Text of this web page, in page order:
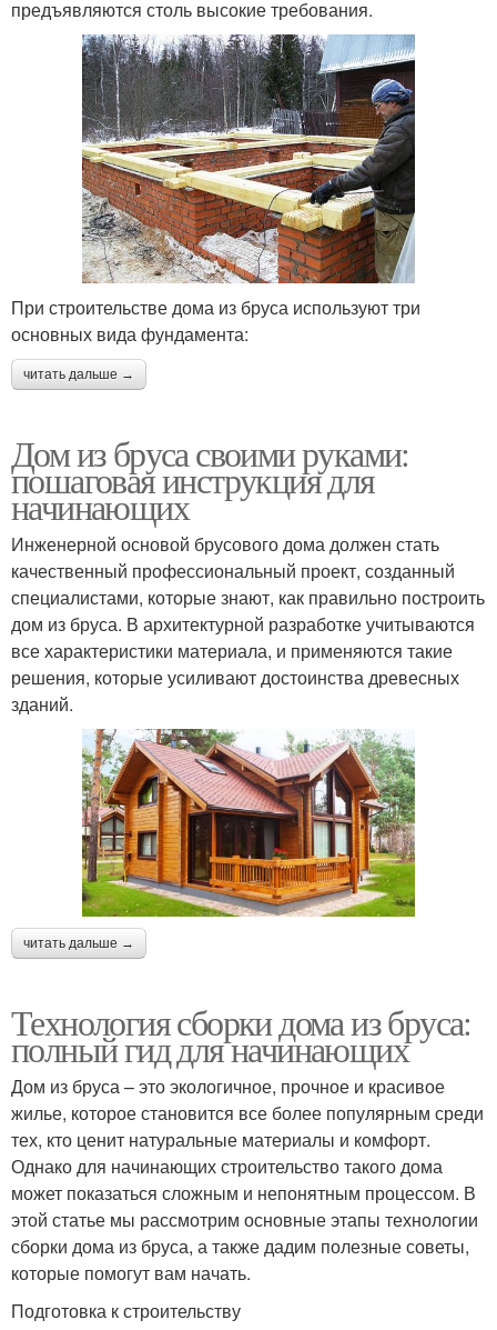
предъявляются столь высокие требования.
При строительстве дома из бруса используют три
основных вида фундамента:
читать дальше →
Дом из бруса своими руками:
пошаговая инструкция для
начинающих
Инженерной основой брусового дома должен стать
качественный профессиональный проект, созданный
специалистами, которые знают, как правильно построить
дом из бруса. В архитектурной разработке учитываются
все характеристики материала, и применяются такие
решения, которые усиливают достоинства древесных
зданий.
читать дальше →
Технология сборки дома из бруса:
полный гид для начинающих
Дом из бруса – это экологичное, прочное и красивое
жилье, которое становится все более популярным среди
тех, кто ценит натуральные материалы и комфорт.
Однако для начинающих строительство такого дома
может показаться сложным и непонятным процессом. В
этой статье мы рассмотрим основные этапы технологии
сборки дома из бруса, а также дадим полезные советы,
которые помогут вам начать.
Подготовка к строительству